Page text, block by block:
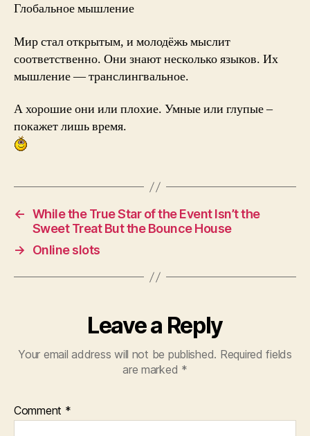
Глобальное мышление
Мир стал открытым, и молодёжь мыслит
соответственно. Они знают несколько языков. Их
мышление — транслингвальное.
А хорошие они или плохие. Умные или глупые –
покажет лишь время.
← While the True Star of the Event Isn’t the
Sweet Treat But the Bounce House
→
Online slots
Leave a Reply
Your email address will not be published. Required fields
are marked *
Comment *